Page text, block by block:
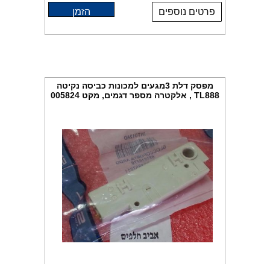
פרטים נוספים הזמן
מפסק דלת 3מגעים למכונות כביסה נקיטה
TL888 , אלקטרה מספר דגמים, מקט 005824